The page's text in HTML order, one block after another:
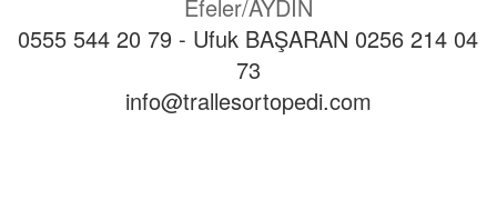
Efeler/AYDIN
0555 544 20 79 - Ufuk BAŞARAN 0256 214 04
73
info@trallesortopedi.com